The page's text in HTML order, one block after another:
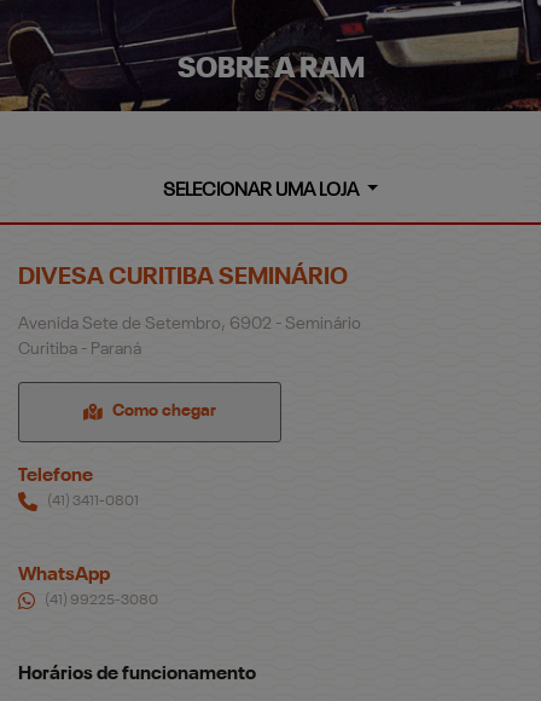
SOBRE A RAM
SELECIONAR UMA LOJA
DIVESA CURITIBA SEMINÁRIO
Avenida Sete de Setembro, 6902 - Seminário
Curitiba - Paraná
Como chegar
Telefone
(41) 3411-0801
WhatsApp
(41) 99225-3080
Horários de funcionamento